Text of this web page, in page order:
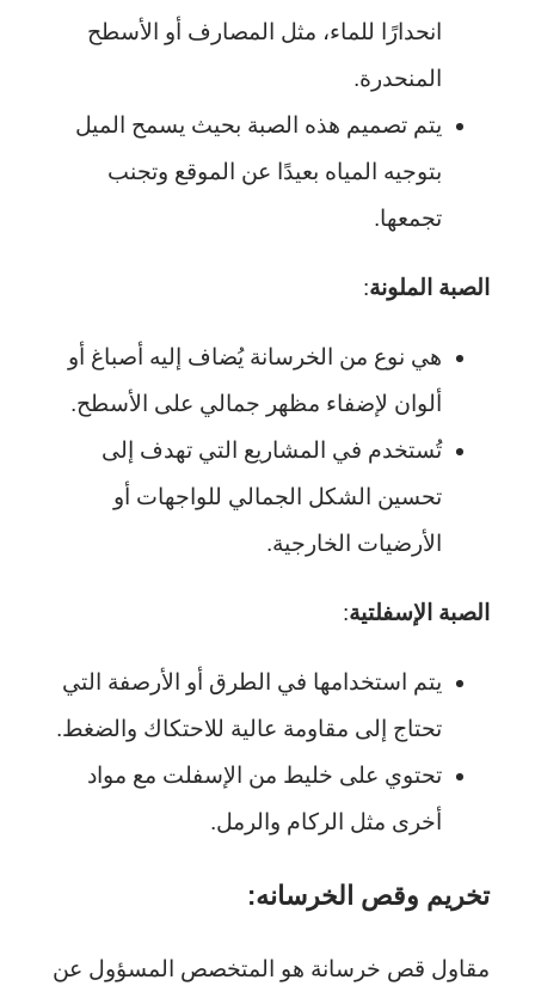
انحدارًا للماء، مثل المصارف أو الأسطح
المنحدرة.
يتم تصميم هذه الصبة بحيث يسمح الميل
بتوجيه المياه بعيدًا عن الموقع وتجنب
تجمعها.
الصبة الملونة:
هي نوع من الخرسانة يُضاف إليه أصباغ أو
ألوان لإضفاء مظهر جمالي على الأسطح.
تُستخدم في المشاريع التي تهدف إلى
تحسين الشكل الجمالي للواجهات أو
الأرضيات الخارجية.
الصبة الإسفلتية:
يتم استخدامها في الطرق أو الأرصفة التي
تحتاج إلى مقاومة عالية للاحتكاك والضغط.
تحتوي على خليط من الإسفلت مع مواد
أخرى مثل الركام والرمل.
تخريم وقص الخرسانه:
مقاول قص خرسانة هو المتخصص المسؤول عن